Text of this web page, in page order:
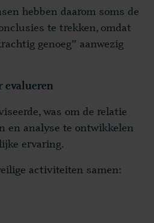
hebben daarom soms de
te trekken, omdat
genoeg” aanwezig
evalueren
was om de relatie
en analyse te ontwikkelen
ervaring.
activiteiten samen: